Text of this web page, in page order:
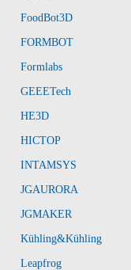
FoodBot3D
FORMBOT
Formlabs
GEEETech
HE3D
HICTOP
INTAMSYS
JGAURORA
JGMAKER
Kühling&Kühling
Leapfrog